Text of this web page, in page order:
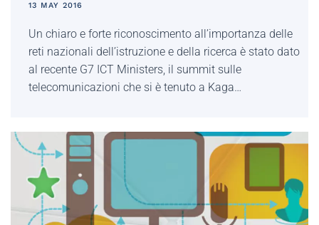
13 MAY 2016
Un chiaro e forte riconoscimento all’importanza delle
reti nazionali dell’istruzione e della ricerca è stato dato
al recente G7 ICT Ministers, il summit sulle
telecomunicazioni che si è tenuto a Kaga…